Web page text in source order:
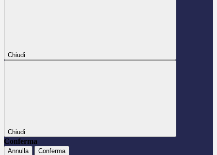
Chiudi
Chiudi
Conferma
Annulla Conferma